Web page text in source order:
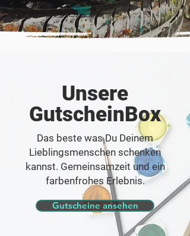
Unsere
GutscheinBox
Das beste was Du Deinem
Lieblingsmenschen schenken
kannst. Gemeinsamzeit und ein
farbenfrohes Erlebnis.
Gutscheine ansehen